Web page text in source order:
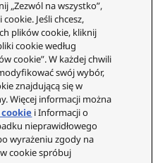
„Zezwól na wszystko”,
Jeśli chcesz,
plików cookie, kliknij
cookie według
cookie”. W każdej chwili
swój wybór,
znajdującą się w
Więcej informacji można
i Informacji o
nieprawidłowego
wyrażeniu zgody na
cookie spróbuj